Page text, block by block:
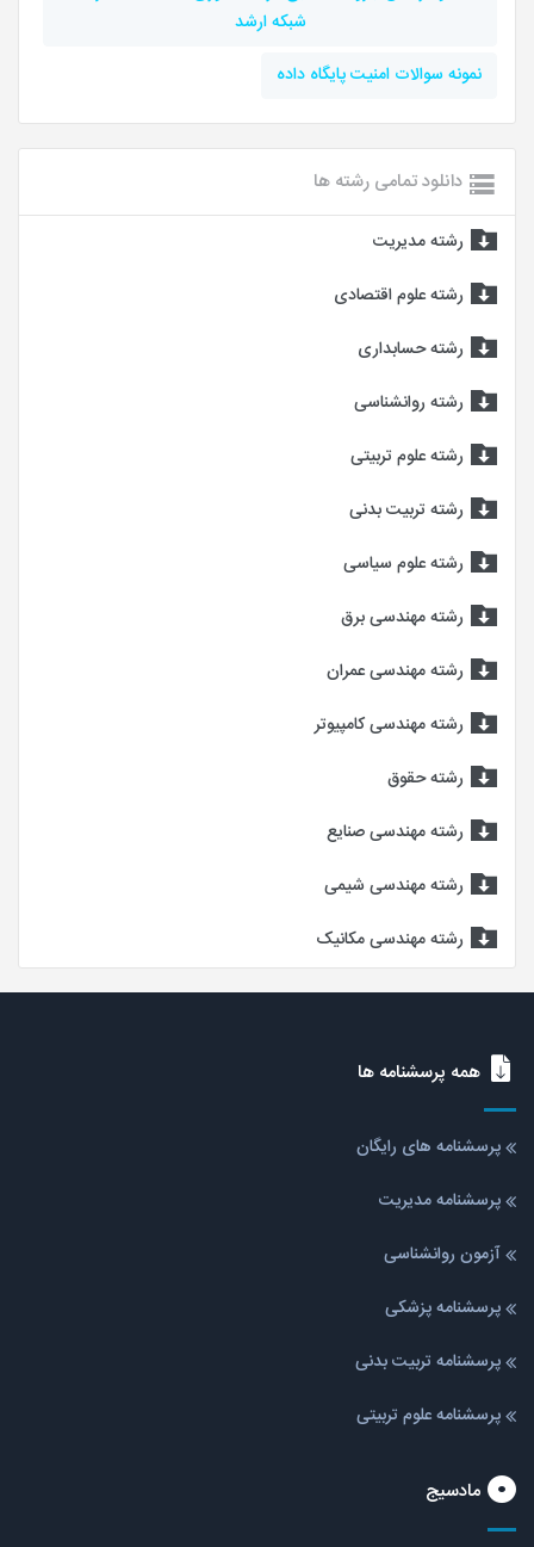
شبکه ارشد
نمونه سوالات امنیت پایگاه داده
دانلود تمامی رشته ها
رشته مدیریت
رشته علوم اقتصادی
رشته حسابداری
رشته روانشناسی
رشته علوم تربیتی
رشته تربیت بدنی
رشته علوم سیاسی
رشته مهندسی برق
رشته مهندسی عمران
رشته مهندسی کامپیوتر
رشته حقوق
رشته مهندسی صنایع
رشته مهندسی شیمی
رشته مهندسی مکانیک
همه پرسشنامه ها
پرسشنامه های رایگان
پرسشنامه مدیریت
آزمون روانشناسی
پرسشنامه پزشکی
پرسشنامه تربیت بدنی
پرسشنامه علوم تربیتی
مادسیج